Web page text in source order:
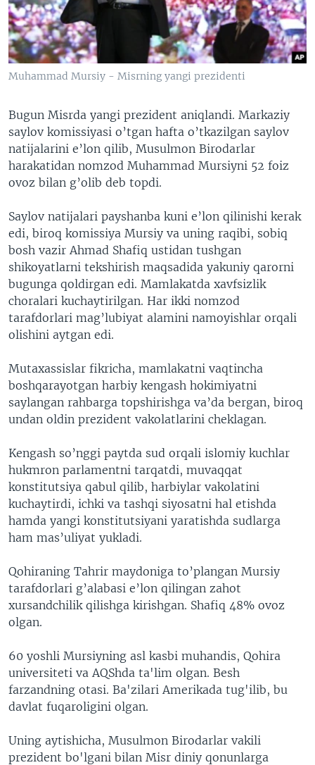
VIDEO
XABARLAR SURATLARDA
ODNOKLASSNIKI
TELEGRAM
TWITTER
Muhammad Mursiy - Misrning yangi prezidenti
Bugun Misrda yangi prezident aniqlandi. Markaziy
saylov komissiyasi o’tgan hafta o’tkazilgan saylov
natijalarini e’lon qilib, Musulmon Birodarlar
harakatidan nomzod Muhammad Mursiyni 52 foiz
ovoz bilan g’olib deb topdi.
Saylov natijalari payshanba kuni e’lon qilinishi kerak
edi, biroq komissiya Mursiy va uning raqibi, sobiq
bosh vazir Ahmad Shafiq ustidan tushgan
shikoyatlarni tekshirish maqsadida yakuniy qarorni
bugunga qoldirgan edi. Mamlakatda xavfsizlik
choralari kuchaytirilgan. Har ikki nomzod
tarafdorlari mag’lubiyat alamini namoyishlar orqali
olishini aytgan edi.
Mutaxassislar fikricha, mamlakatni vaqtincha
boshqarayotgan harbiy kengash hokimiyatni
saylangan rahbarga topshirishga va’da bergan, biroq
undan oldin prezident vakolatlarini cheklagan.
Kengash so’nggi paytda sud orqali islomiy kuchlar
hukmron parlamentni tarqatdi, muvaqqat
konstitutsiya qabul qilib, harbiylar vakolatini
kuchaytirdi, ichki va tashqi siyosatni hal etishda
hamda yangi konstitutsiyani yaratishda sudlarga
ham mas’uliyat yukladi.
Qohiraning Tahrir maydoniga to’plangan Mursiy
tarafdorlari g’alabasi e’lon qilingan zahot
xursandchilik qilishga kirishgan. Shafiq 48% ovoz
olgan.
60 yoshli Mursiyning asl kasbi muhandis, Qohira
universiteti va AQShda ta'lim olgan. Besh
farzandning otasi. Ba'zilari Amerikada tug'ilib, bu
davlat fuqaroligini olgan.
Uning aytishicha, Musulmon Birodarlar vakili
prezident bo'lgani bilan Misr diniy qonunlarga